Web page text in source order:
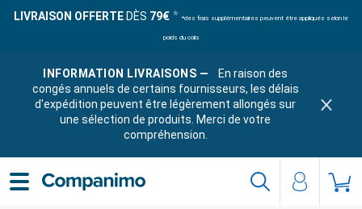
LIVRAISON OFFERTE DÈS 79€ *des frais supplémentaires peuvent être appliqués selon le
poids du colis
INFORMATION LIVRAISONS —
En raison des
congés annuels de certains fournisseurs, les délais
d'expédition peuvent être légèrement allongés sur
une sélection de produits. Merci de votre
compréhension.